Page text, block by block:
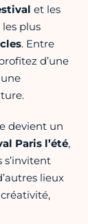
et les
plus
. Entre
d’une
devient un
Paris l’été,
lieux